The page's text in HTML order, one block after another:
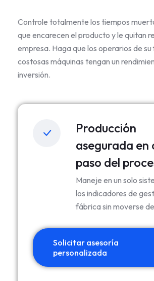
Controle totalmente los tiempos
que encarecen el producto y le quitan
empresa. Haga que los operarios de su
costosas máquinas tengan un
inversión.
Producción
asegurada en
paso del
Maneje en un solo
los indicadores de
fábrica sin moverse
Solicitar asesoría
personalizada